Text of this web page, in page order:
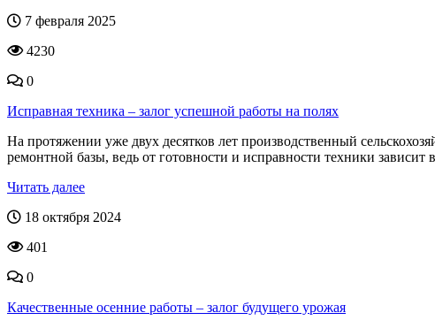
7 февраля 2025
4230
0
Исправная техника – залог успешной работы на полях
На протяжении уже двух десятков лет производственный
ремонтной базы, ведь от готовности и исправности техники зависит
Читать далее
18 октября 2024
401
0
Качественные осенние работы – залог будущего урожая